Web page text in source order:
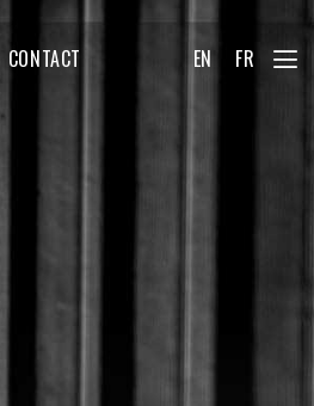
CONTACT EN FR